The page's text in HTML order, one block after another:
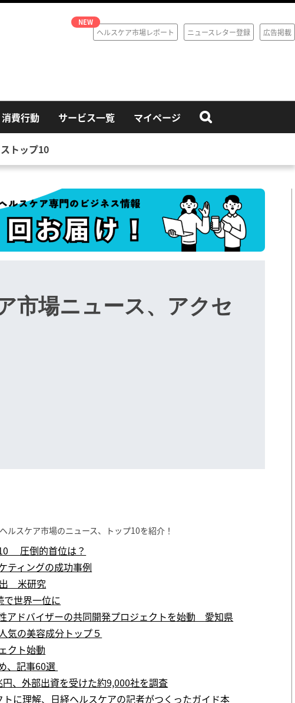
ヘルスケア市場レポート ニュースレター登録 広告掲載
費行動 サービス一覧 マイページ
トップ10
市場ニュース、アクセ
スケア市場のニュース、トップ10を紹介！
圧倒的首位は？
ティングの成功事例
出 米研究
で世界一位に
アドバイザーの共同開発プロジェクトを始動 愛知県
気の美容成分トップ５
クト始動
、記事60選
、外部出資を受けた約9,000社を調査
に理解、日経ヘルスケアの記者がつくったガイド本